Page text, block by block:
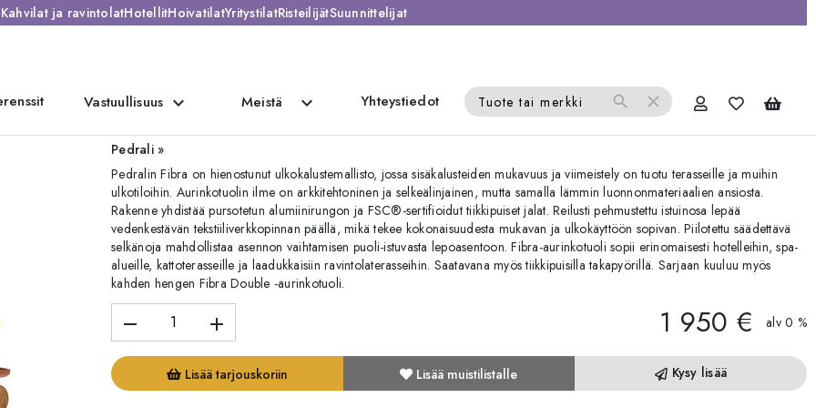
Kahvilat ja ravintolatHotellitHoivatilatYritystilatRisteilijätSuunnittelijat
Vastuullisuus expand_more Meistä expand_more Yhteystiedot Tuote tai merkki search close
Pedrali »
Pedralin Fibra on hienostunut ulkokalustemallisto, jossa sisäkalusteiden mukavuus ja viimeistely on tuotu terasseille ja muihin
ulkotiloihin. Aurinkotuolin ilme on arkkitehtoninen ja selkeälinjainen, mutta samalla lämmin luonnonmateriaalien ansiosta.
Rakenne yhdistää pursotetun alumiinirungon ja FSC®-sertifioidut tiikkipuiset jalat. Reilusti pehmustettu istuinosa lepää
vedenkestävän tekstiiliverkkopinnan päällä, mikä tekee kokonaisuudesta mukavan ja ulkokäyttöön sopivan. Piilotettu säädettävä
selkänoja mahdollistaa asennon vaihtamisen puoli-istuvasta lepoasentoon. Fibra-aurinkotuoli sopii erinomaisesti hotelleihin, spa-
alueille, kattoterasseille ja laadukkaisiin ravintolaterasseihin. Saatavana myös tiikkipuisilla takapyörillä. Sarjaan kuuluu myös
kahden hengen Fibra Double -aurinkotuoli.
remove add 1 950 € alv 0 %
Lisää tarjouskoriin Lisää muistilistalle Kysy lisää